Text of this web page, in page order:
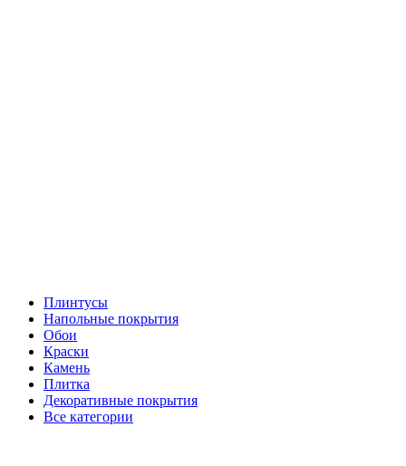
Плинтусы
Напольные покрытия
Обои
Краски
Камень
Плитка
Декоративные покрытия
Все категории